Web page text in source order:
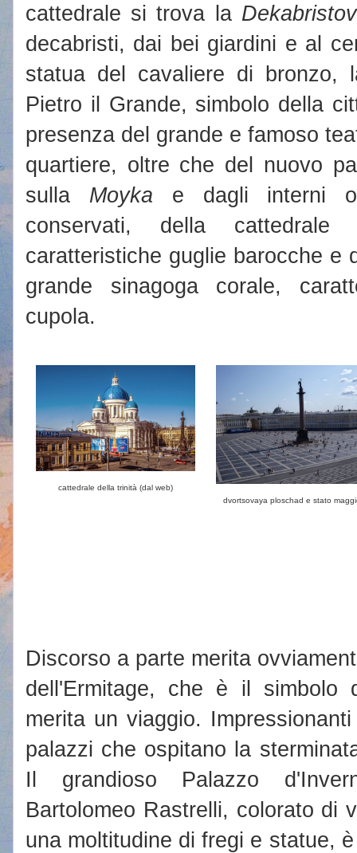
cattedrale si trova la
decabristi, dai bei giardini e al
statua del cavaliere di bronzo,
Pietro il Grande, simbolo della
presenza del grande e famoso
quartiere, oltre che del nuovo
sulla Moyka e dagli interni
conservati, della
caratteristiche guglie barocche e
grande sinagoga corale,
cupola.
cattedrale della trinità (dal web)
dvortsovaya ploschad e stato
Discorso a parte merita
dell'Ermitage, che è il
merita un viaggio.
palazzi che ospitano la
Il grandioso Palazzo
Bartolomeo Rastrelli, colorato di
una moltitudine di fregi e statue,